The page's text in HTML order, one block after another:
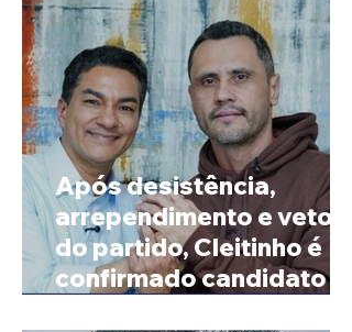
Após desistência,
arrependimento e veto
do partido, Cleitinho é
confirmado candidato ao